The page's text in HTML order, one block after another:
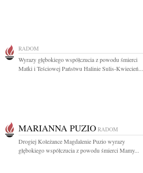
RADOM
Wyrazy głębokiego współczucia z powodu śmierci
Matki i Teściowej Państwu Halinie Sulis-Kwiecień...
MARIANNA PUZIO RADOM
Drogiej Koleżance Magdalenie Puzio wyrazy
głębokiego współczucia z powodu śmierci Mamy...